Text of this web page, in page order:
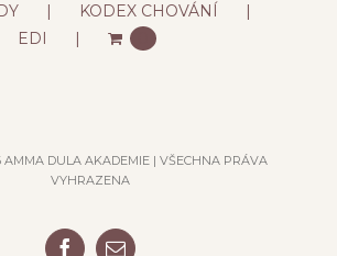
KODEX CHOVÁNÍ
EDI
DULA AKADEMIE | VŠECHNA PRÁVA
VYHRAZENA